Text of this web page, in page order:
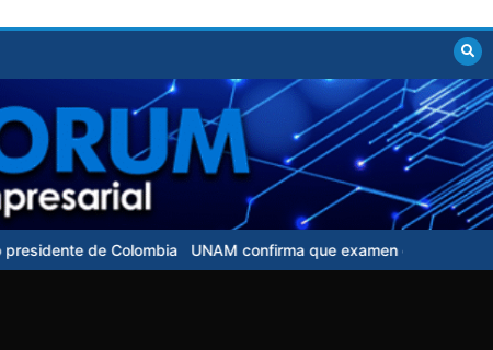
UNAM confirma que examen de control para